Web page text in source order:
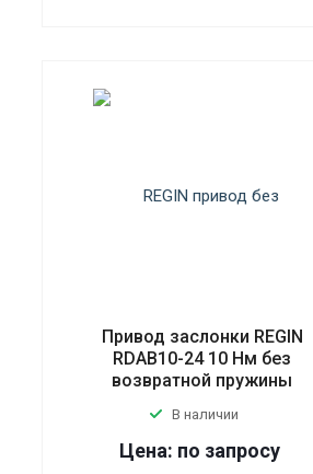
Привод заслонки REGIN
RDAB10-24 10 Нм без
возвратной пружины
В наличии
Цена: по запросу